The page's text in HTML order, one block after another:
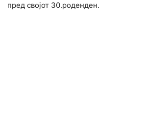
пред својот 30.роденден.